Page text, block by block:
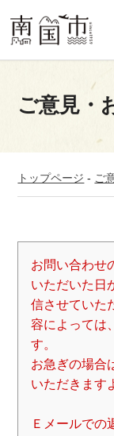
ご意見・
トップページ - ご
お問い合わせ
いただいた日
信させていた
容によっては
す。
お急ぎの場合
いただきます
Ｅメールでの